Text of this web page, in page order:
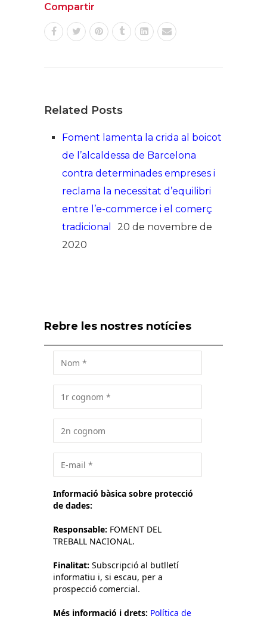
Compartir
Related Posts
Foment lamenta la crida al boicot
de l’alcaldessa de Barcelona
contra determinades empreses i
reclama la necessitat d’equilibri
entre l’e-commerce i el comerç
tradicional
20 de novembre de
2020
Rebre les nostres notícies
Informació bàsica sobre protecció
de dades:
Responsable: FOMENT DEL
TREBALL NACIONAL.
Finalitat: Subscripció al butlletí
informatiu i, si escau, per a
prospecció comercial.
Més informació i drets: Política de